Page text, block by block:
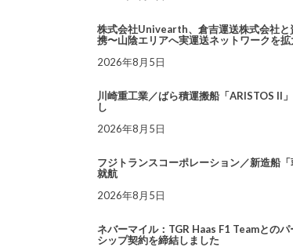
株式会社Univearth、倉吉運送株式会社と
携〜山陰エリアへ実運送ネットワークを拡
2026年8月5日
川崎重工業／ばら積運搬船「ARISTOS II
し
2026年8月5日
フジトランスコーポレーション／新造船「
就航
2026年8月5日
ネバーマイル：TGR Haas F1 Teamとのパ
シップ契約を締結しました